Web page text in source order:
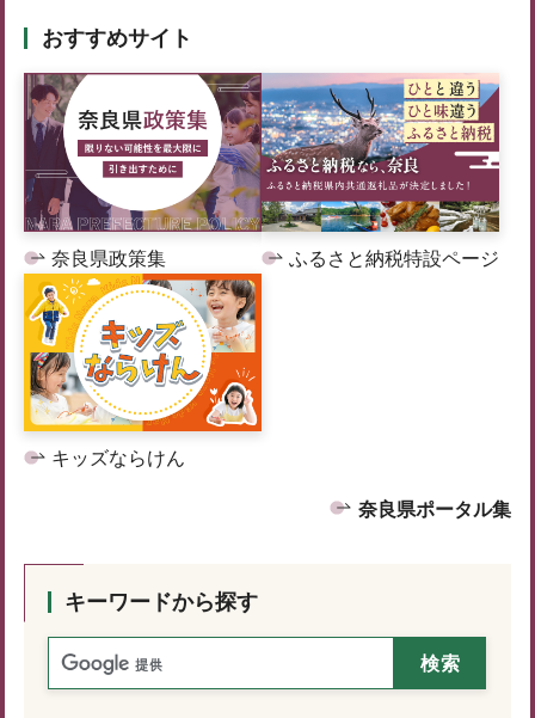
おすすめサイト
奈良県政策集 ふるさと納税特設ページ
キッズならけん
奈良県ポータル集
キーワードから探す